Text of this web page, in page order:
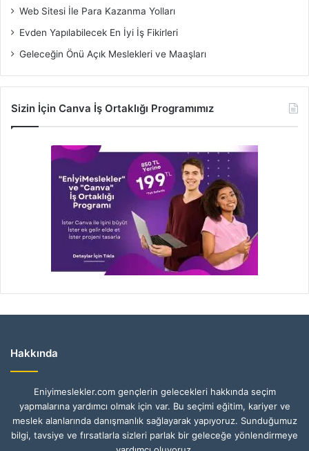
Web Sitesi İle Para Kazanma Yolları
Evden Yapılabilecek En İyi İş Fikirleri
Geleceğin Önü Açık Meslekleri ve Maaşları
Sizin İçin Canva İş Ortaklığı Programımız
Hakkında
Eniyimeslekler.com gençlerin gelecekleri hakkında seçim
yapmalarına yardımcı olmak için var. Bu seçimi eğitim, kariyer ve
meslek alanlarında danışmanlık sağlayarak yapıyoruz. Sunduğumuz
bilgi, tavsiye ve fırsatlarla sizleri parlak bir geleceğe yönlendirmeye